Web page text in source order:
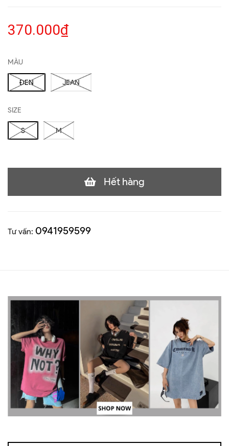
370.000₫
MÀU
ĐEN JEAN
SIZE
S M
Hết hàng
Tư vấn: 0941959599